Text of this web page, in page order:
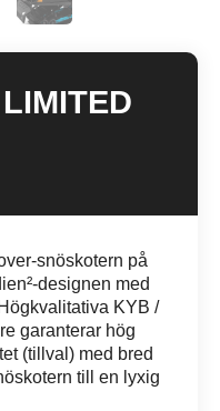
snöskotern på
designen med
KYB /
garanterar hög
(tillval) med bred
till en lyxig